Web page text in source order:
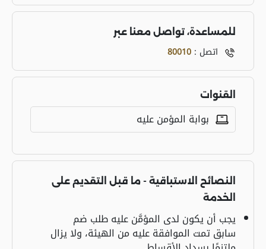
للمساعدة، تواصل معنا عبر
اتصل : 80010
القنوات
بوابة المؤمن عليه
النصائح الاستباقية - ما قبل التقديم على
الخدمة
يجب أن يكون لدى المؤمَّن عليه طلب ضم
سابق تمت الموافقة عليه من الهيئة، ولا يزال